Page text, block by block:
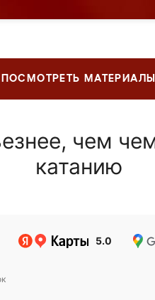
ПОСМОТРЕТЬ МАТЕРИАЛЫ
чем
катанию
5.0